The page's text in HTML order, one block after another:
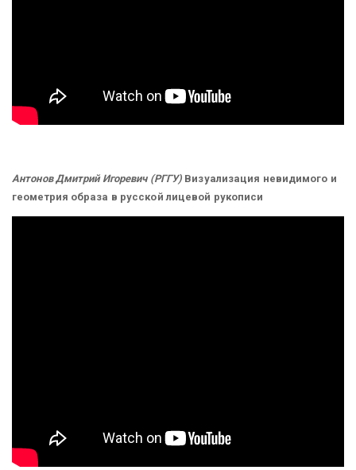
Антонов Дмитрий Игоревич (РГГУ) Визуализация невидимого и
геометрия образа в русской лицевой рукописи